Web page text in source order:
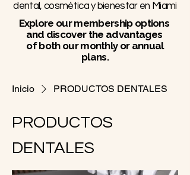
dental, cosmética y bienestar en Miami
Explore our membership options
and discover the advantages
of both our monthly or annual
plans.
Inicio PRODUCTOS DENTALES
PRODUCTOS
DENTALES